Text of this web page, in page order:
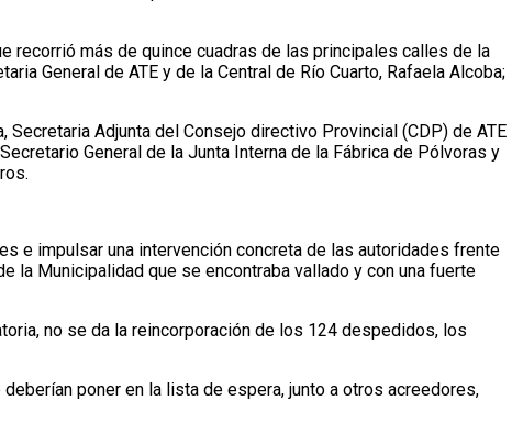
recorrió más de quince cuadras de las principales calles de la
General de ATE y de la Central de Río Cuarto, Rafaela Alcoba;
Adjunta del Consejo directivo Provincial (CDP) de ATE
General de la Junta Interna de la Fábrica de Pólvoras y
e impulsar una intervención concreta de las autoridades frente
la Municipalidad que se encontraba vallado y con una fuerte
no se da la reincorporación de los 124 despedidos, los
poner en la lista de espera, junto a otros acreedores,